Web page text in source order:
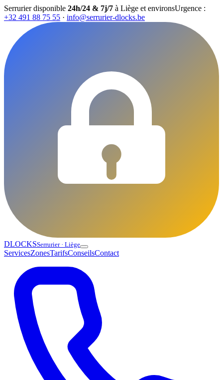
Serrurier disponible 24h/24 & 7j/7 à Liège et environsUrgence :
+32 491 88 75 55 · info@serrurier-dlocks.be
DLOCKSSerrurier · Liège
ServicesZonesTarifsConseilsContact